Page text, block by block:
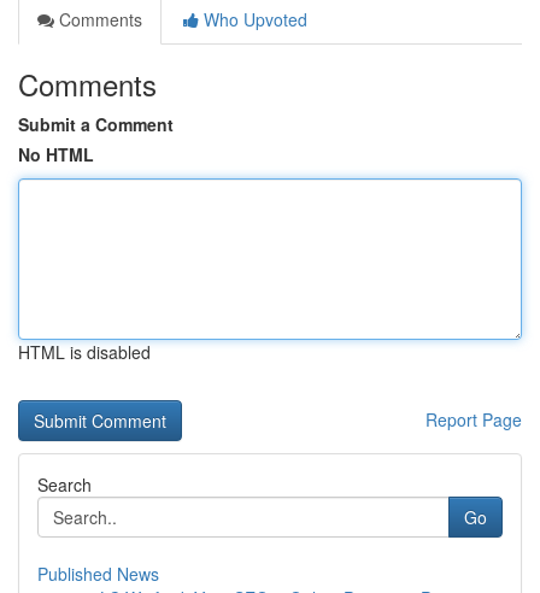
Comments
Who Upvoted
Comments
Submit a Comment
No HTML
HTML is disabled
Report Page
Search
Go
Published News